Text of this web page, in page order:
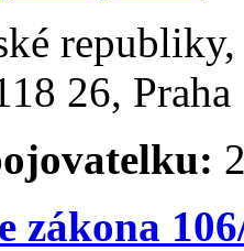
26,
zákona